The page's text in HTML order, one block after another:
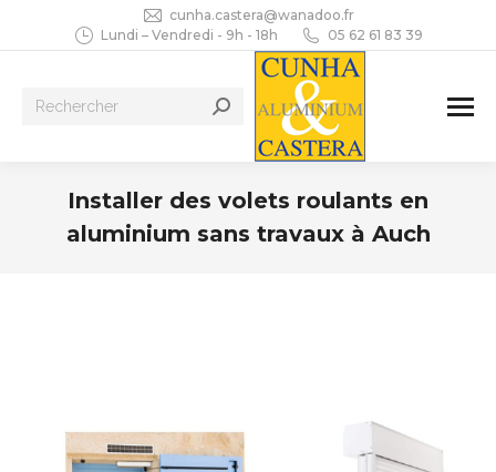
cunha.castera@wanadoo.fr
Lundi – Vendredi - 9h - 18h
05 62 61 83 39
Recherche
Installer des volets roulants en
aluminium sans travaux à Auch